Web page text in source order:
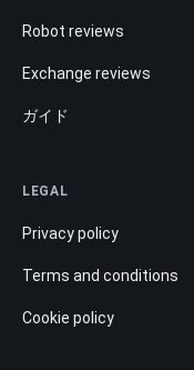
Robot reviews
Exchange reviews
ガイド
LEGAL
Privacy policy
Terms and conditions
Cookie policy